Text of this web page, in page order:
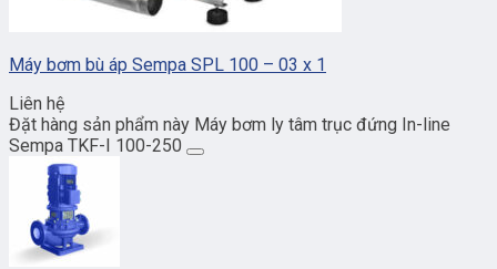
Máy bơm bù áp Sempa SPL 100 – 03 x 1
Liên hệ
Đặt hàng sản phẩm này Máy bơm ly tâm trục đứng In-line
Sempa TKF-I 100-250